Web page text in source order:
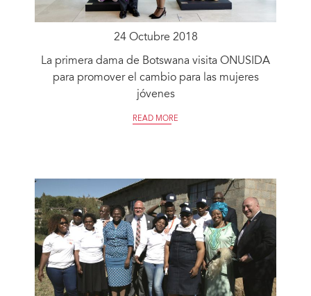
24 Octubre 2018
La primera dama de Botswana visita ONUSIDA
para promover el cambio para las mujeres
jóvenes
READ MORE